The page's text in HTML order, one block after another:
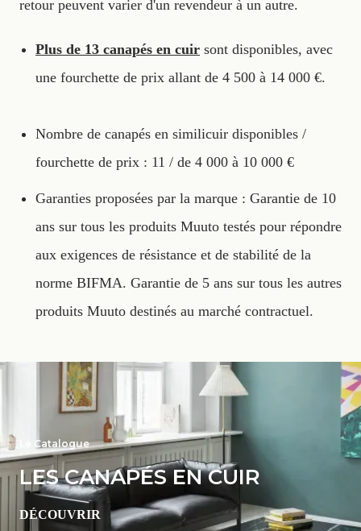
retour peuvent varier d'un revendeur à un autre.
Plus de 13 canapés en cuir sont disponibles, avec
une fourchette de prix allant de 4 500 à 14 000 €.
Nombre de canapés en similicuir disponibles /
fourchette de prix : 11 / de 4 000 à 10 000 €
Garanties proposées par la marque : Garantie de 10
ans sur tous les produits Muuto testés pour répondre
aux exigences de résistance et de stabilité de la
norme BIFMA. Garantie de 5 ans sur tous les autres
produits Muuto destinés au marché contractuel.
Le Catalogue
LES CANAPÉS EN CUIR
DÉCOUVRIR